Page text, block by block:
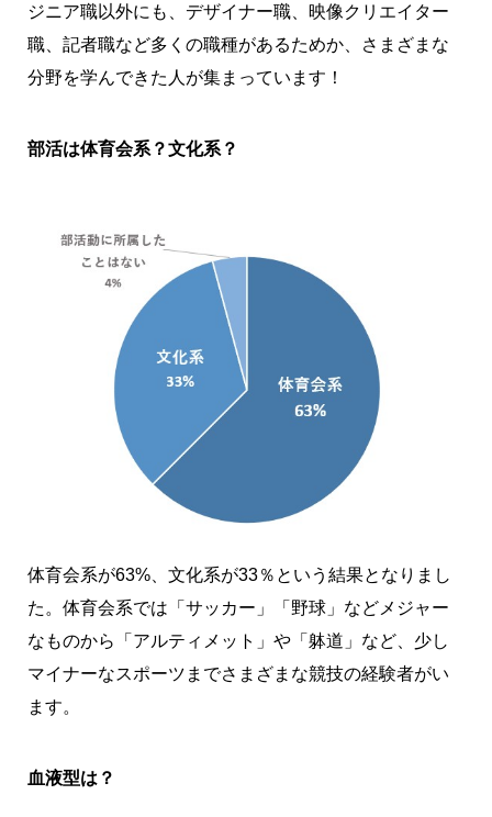
ジニア職以外にも、デザイナー職、映像クリエイター
職、記者職など多くの職種があるためか、さまざまな
分野を学んできた人が集まっています！
部活は体育会系？文化系？
体育会系が63%、文化系が33％という結果となりまし
た。体育会系では「サッカー」「野球」などメジャー
なものから「アルティメット」や「躰道」など、少し
マイナーなスポーツまでさまざまな競技の経験者がい
ます。
血液型は？